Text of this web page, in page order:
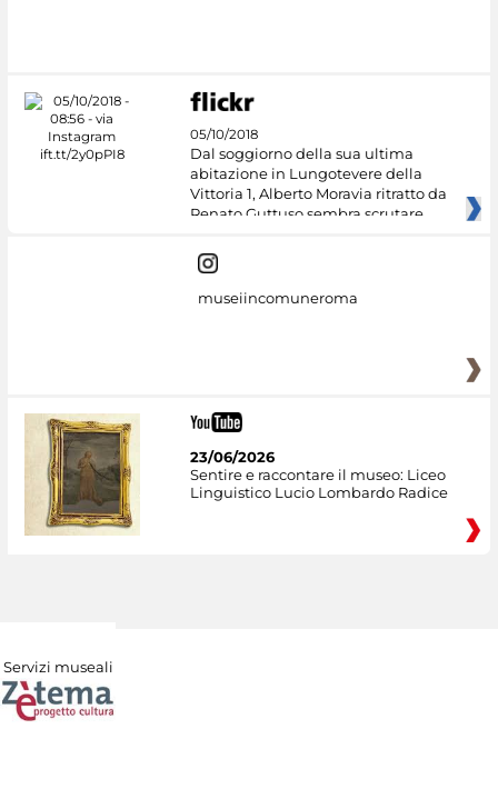
05/10/2018
Dal soggiorno della sua ultima
abitazione in Lungotevere della
Vittoria 1, Alberto Moravia ritratto da
Renato Guttuso sembra scrutare
museiincomuneroma
23/06/2026
Sentire e raccontare il museo: Liceo
Linguistico Lucio Lombardo Radice
Servizi museali